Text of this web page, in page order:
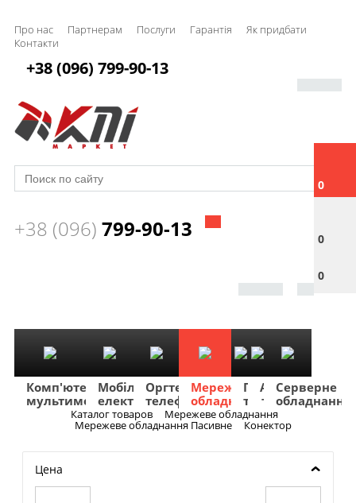
Про нас Партнерам Послуги Гарантія
Як придбати
Контакти
0
0
0
+38 (096) 799-90-13
+38 (096) 799-90-13
Комп'ютери
мультимедіа
Мобільна
електроніка
Оргтехніка
телефонія
Мережеве
обладнання
Побутова
техніка
TV
та
Аудіо
Фото
та
відео
Авто
та
навігація
Серверне
обладнання
Каталог товаров Мережеве обладнання
Мережеве обладнання Пасивне Конектор
Цена